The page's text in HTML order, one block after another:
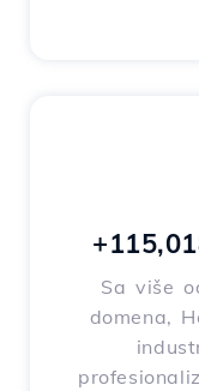
Sa više
domena,